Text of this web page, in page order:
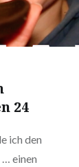
24
ich den
einen